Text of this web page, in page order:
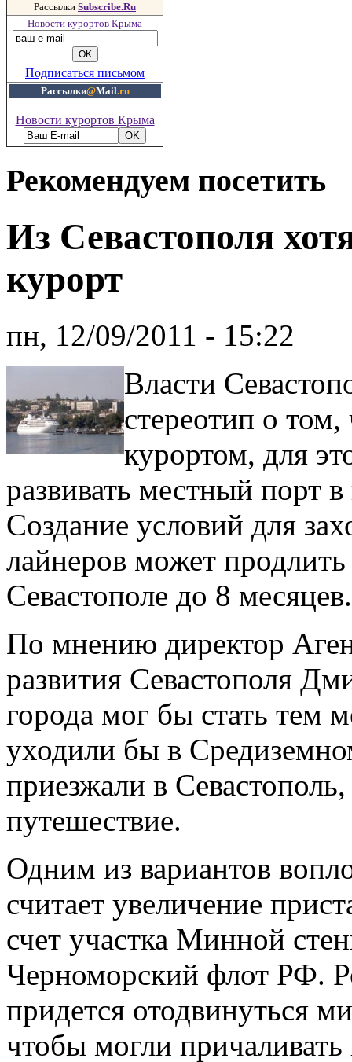
Рассылки Subscribe.Ru
Новости курортов Крыма
Подписаться письмом
Рассылки@Mail.ru
Новости курортов Крыма
Рекомендуем посетить
Из Севастополя
курорт
пн, 12/09/2011 - 15:22
Власти
стереотип о том,
курортом, для
развивать местный порт в
Создание условий для
лайнеров может
Севастополе до 8 месяцев.
По мнению директор
развития Севастополя
города мог бы стать тем
уходили бы в
приезжали в
путешествие.
Одним из вариантов
считает увеличение
счет участка Минной
Черноморский флот РФ.
придется отодвинуться
чтобы могли